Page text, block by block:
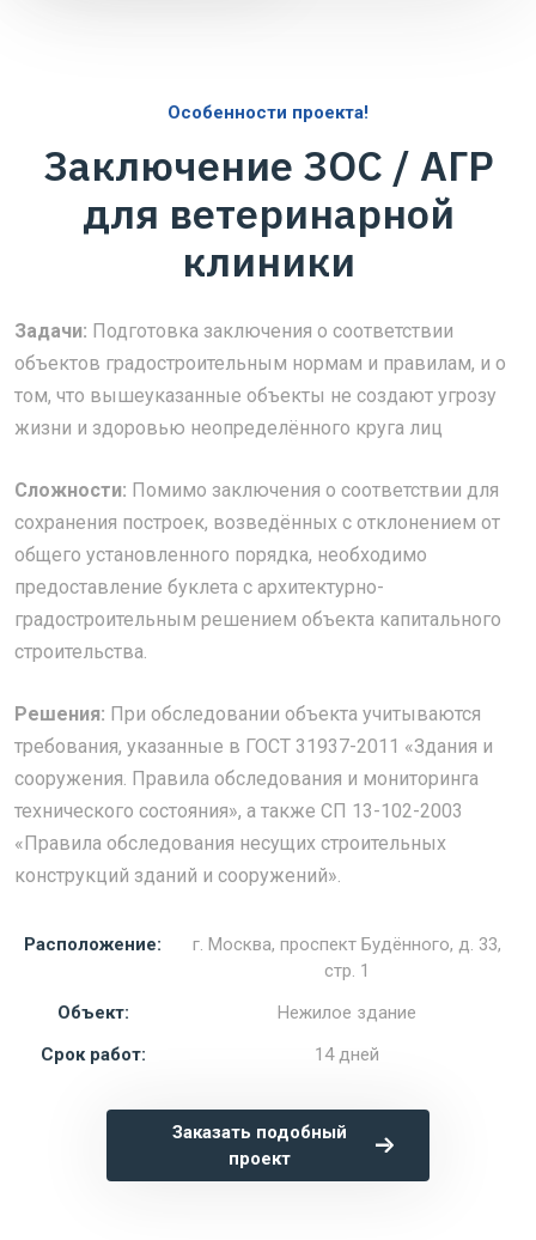
Особенности проекта!
Заключение ЗОС / АГР
для ветеринарной
клиники
Задачи: Подготовка заключения о соответствии
объектов градостроительным нормам и правилам, и о
том, что вышеуказанные объекты не создают угрозу
жизни и здоровью неопределённого круга лиц
Сложности: Помимо заключения о соответствии для
сохранения построек, возведённых с отклонением от
общего установленного порядка, необходимо
предоставление буклета с архитектурно-
градостроительным решением объекта капитального
строительства.
Решения: При обследовании объекта учитываются
требования, указанные в ГОСТ 31937-2011 «Здания и
сооружения. Правила обследования и мониторинга
технического состояния», а также СП 13-102-2003
«Правила обследования несущих строительных
конструкций зданий и сооружений».
Расположение:
г. Москва, проспект Будённого, д. 33,
стр. 1
Объект:
Нежилое здание
Срок работ:
14 дней
Заказать подобный
проект